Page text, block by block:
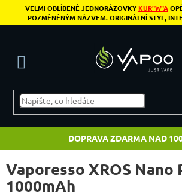
Přejít na obsah
VELMI OBLÍBENÉ JEDNORÁZOVKYKUR"W"A
POZMĚNĚNÝM NÁZVEM. ORIGINÁLNÍ STYL,
DOPRAVA ZDARMA NAD
Vaporesso XROS Nano
1000mAh